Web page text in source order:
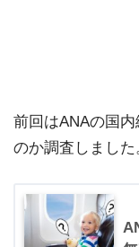
前回はANAの国
のか調査しました